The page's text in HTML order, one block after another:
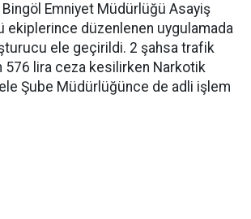
Bingöl Emniyet Müdürlüğü Asayiş
ekiplerince düzenlenen uygulamada
ele geçirildi. 2 şahsa trafik
576 lira ceza kesilirken Narkotik
Şube Müdürlüğünce de adli işlem